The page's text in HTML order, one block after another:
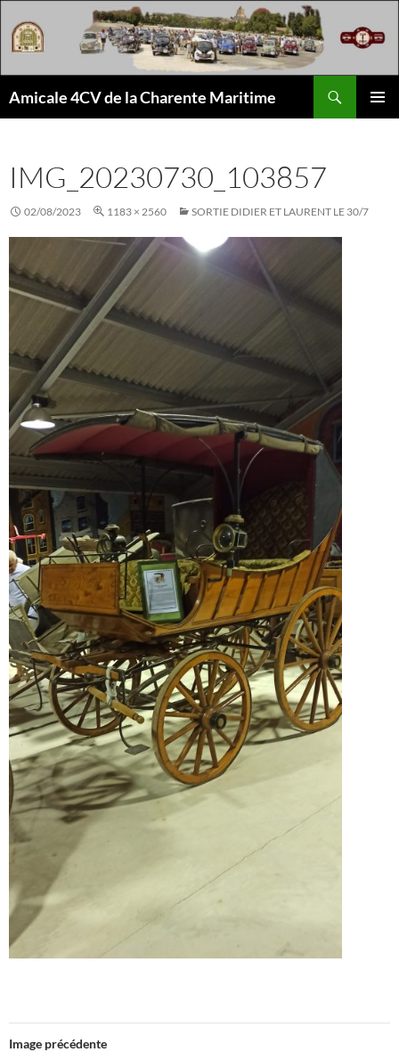
au
contenu
Amicale 4CV de la Charente Maritime
IMG_20230730_103857
02/08/2023 1183 × 2560 SORTIE DIDIER ET LAURENT LE 30/7
Image précédente